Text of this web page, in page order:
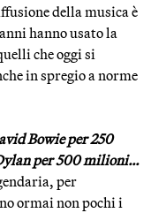
della musica è
hanno usato la
che oggi si
in spregio a norme
Bowie per 250
per 500 milioni…
per
ormai non pochi i